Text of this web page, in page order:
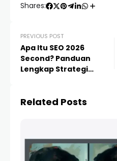
Shares:
PREVIOUS POST
Apa Itu SEO 2026
Second? Panduan
Lengkap Strategi
Related Posts